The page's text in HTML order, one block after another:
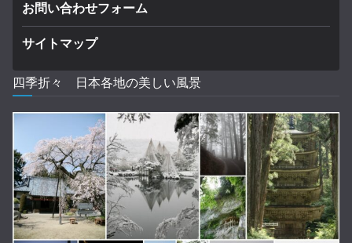
お問い合わせフォーム
サイトマップ
四季折々 日本各地の美しい風景